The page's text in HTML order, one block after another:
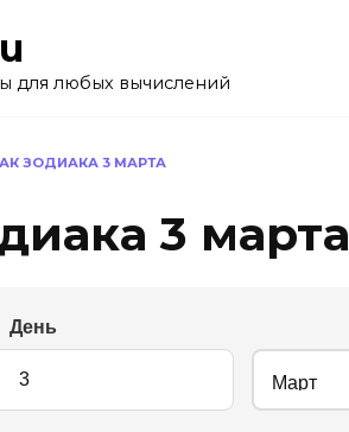
для любых вычислений
ЗОДИАКА 3 МАРТА
3 марта
День